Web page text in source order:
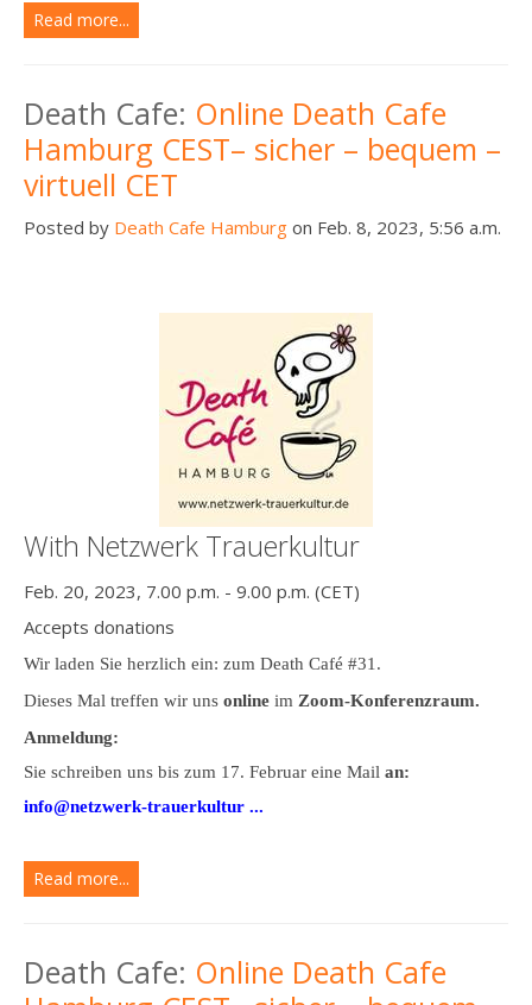
Read more...
Death Cafe: Online Death Cafe
Hamburg CEST– sicher – bequem –
virtuell CET
Posted by Death Cafe Hamburg on Feb. 8, 2023, 5:56 a.m.
With Netzwerk Trauerkultur
Feb. 20, 2023, 7.00 p.m. - 9.00 p.m. (CET)
Accepts donations
Wir laden Sie herzlich ein: zum Death Café #31.
Dieses Mal treffen wir uns online im Zoom-Konferenzraum.
Anmeldung:
Sie schreiben uns bis zum 17. Februar eine Mail an:
info@netzwerk-trauerkultur ...
Read more...
Death Cafe: Online Death Cafe